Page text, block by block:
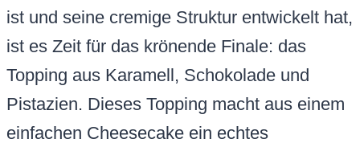
ist und seine cremige Struktur entwickelt hat,
ist es Zeit für das krönende Finale: das
Topping aus Karamell, Schokolade und
Pistazien. Dieses Topping macht aus einem
einfachen Cheesecake ein echtes